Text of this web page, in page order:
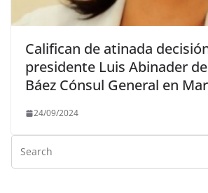
Califican de atinada
presidente Luis Abinader
Báez Cónsul General en
24/09/2024